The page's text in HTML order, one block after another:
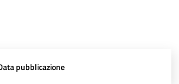
pubblicazione